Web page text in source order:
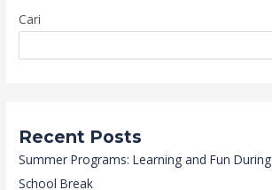
Cari
Recent Posts
Summer Programs: Learning and Fun During
School Break